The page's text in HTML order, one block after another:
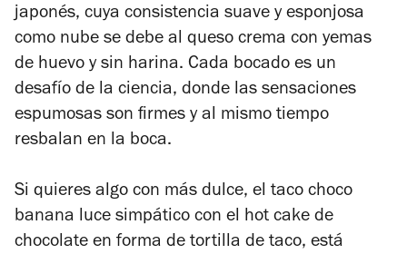
japonés, cuya consistencia suave y esponjosa
como nube se debe al queso crema con yemas
de huevo y sin harina. Cada bocado es un
desafío de la ciencia, donde las sensaciones
espumosas son firmes y al mismo tiempo
resbalan en la boca.
Si quieres algo con más dulce, el taco choco
banana luce simpático con el hot cake de
chocolate en forma de tortilla de taco, está